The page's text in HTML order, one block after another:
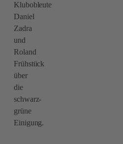
Klubobleute
Daniel
Zadra
und
Roland
Frühstück
über
die
schwarz-
grüne
Einigung.